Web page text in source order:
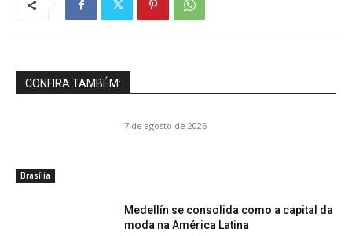
CONFIRA TAMBÉM:
Brasília
7 de agosto de 2026
Medellín se consolida como a capital da
moda na América Latina